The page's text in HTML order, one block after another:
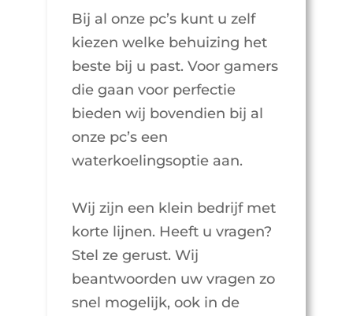
Bij al onze pc’s kunt u zelf
kiezen welke behuizing het
beste bij u past. Voor gamers
die gaan voor perfectie
bieden wij bovendien bij al
onze pc’s een
waterkoelingsoptie aan.
Wij zijn een klein bedrijf met
korte lijnen. Heeft u vragen?
Stel ze gerust. Wij
beantwoorden uw vragen zo
snel mogelijk, ook in de